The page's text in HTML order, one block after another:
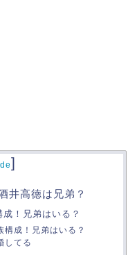
]
井高徳は兄弟？
！兄弟はいる？
構成！兄弟はいる？
してる